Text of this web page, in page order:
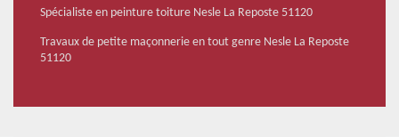
Spécialiste en peinture toiture Nesle La Reposte 51120
Travaux de petite maçonnerie en tout genre Nesle La Reposte
51120